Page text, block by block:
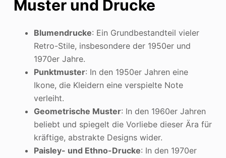
Muster und Drucke
Blumendrucke: Ein Grundbestandteil vieler
Retro-Stile, insbesondere der 1950er und
1970er Jahre.
Punktmuster: In den 1950er Jahren eine
Ikone, die Kleidern eine verspielte Note
verleiht.
Geometrische Muster: In den 1960er Jahren
beliebt und spiegelt die Vorliebe dieser Ära für
kräftige, abstrakte Designs wider.
Paisley- und Ethno-Drucke: In den 1970er